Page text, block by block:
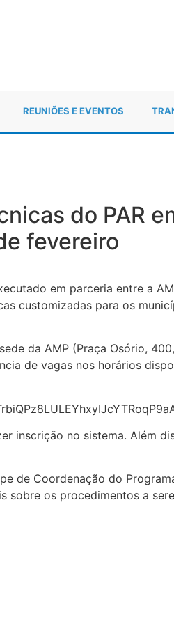
REUNIÕES E EVENTOS
do PAR
fevereiro
em parceria entre a
customizadas para os
da AMP (Praça Osório,
de vagas nos horários
inscrição no sistema. Além
de Coordenação do
sobre os procedimentos a